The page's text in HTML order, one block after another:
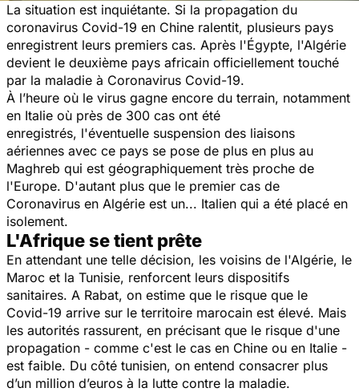
La situation est inquiétante. Si la propagation du
coronavirus Covid-19 en Chine ralentit, plusieurs pays
enregistrent leurs premiers cas. Après l'Égypte, l'Algérie
devient le deuxième pays africain officiellement touché
par la maladie à Coronavirus Covid-19.
À l’heure où le virus gagne encore du terrain, notamment
en Italie où près de 300 cas ont été
enregistrés, l'éventuelle suspension des liaisons
aériennes avec ce pays se pose de plus en plus au
Maghreb qui est géographiquement très proche de
l'Europe. D'autant plus que le premier cas de
Coronavirus en Algérie est un... Italien qui a été placé en
isolement.
L'Afrique se tient prête
En attendant une telle décision, les voisins de l'Algérie, le
Maroc et la Tunisie, renforcent leurs dispositifs
sanitaires. A Rabat, on estime que le risque que le
Covid-19 arrive sur le territoire marocain est élevé. Mais
les autorités rassurent, en précisant que le risque d'une
propagation - comme c'est le cas en Chine ou en Italie -
est faible. Du côté tunisien, on entend consacrer plus
d’un million d’euros à la lutte contre la maladie.